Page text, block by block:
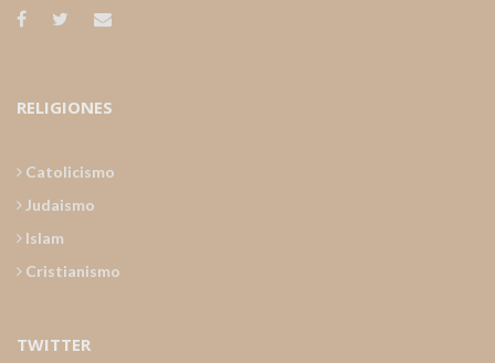
RELIGIONES
Catolicismo
Judaismo
Islam
Cristianismo
TWITTER